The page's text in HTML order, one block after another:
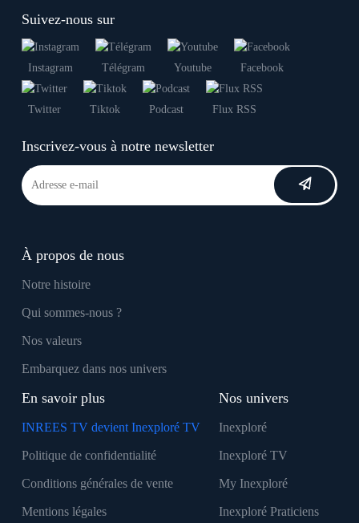
Suivez-nous sur
Instagram Télégram Youtube Facebook
Twitter Tiktok Podcast Flux RSS
Inscrivez-vous à notre newsletter
À propos de nous
Notre histoire
Qui sommes-nous ?
Nos valeurs
Embarquez dans nos univers
En savoir plus
INREES TV devient Inexploré TV
Politique de confidentialité
Conditions générales de vente
Mentions légales
Nos univers
Inexploré
Inexploré TV
My Inexploré
Inexploré Praticiens